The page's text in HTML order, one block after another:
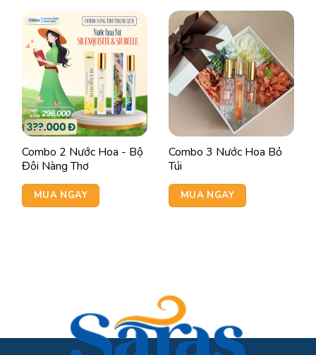
Combo 2 Nước Hoa - Bộ
Đôi Nàng Thơ
MUA NGAY
Combo 3 Nước Hoa Bỏ
Túi
MUA NGAY